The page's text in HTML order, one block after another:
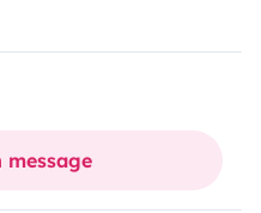
all the amenities to
enjoyable.
by traveling in
message